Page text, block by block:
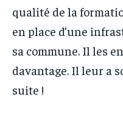
qualité de la
en place d’une
sa commune. Il les
davantage. Il leur a
suite !